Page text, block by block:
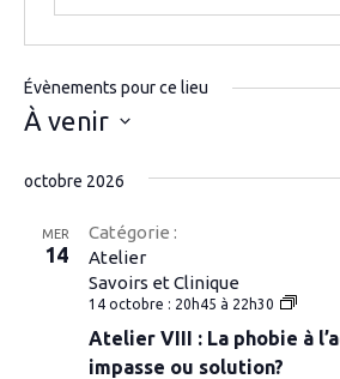
Évènements pour ce lieu
À venir
une
octobre 2026
MER
14
Atelier VIII : La phobie à
impasse ou solution?
Catégorie :
Atelier
Savoirs et Clinique
14 octobre : 20h45 à 22h30
Atelier
: